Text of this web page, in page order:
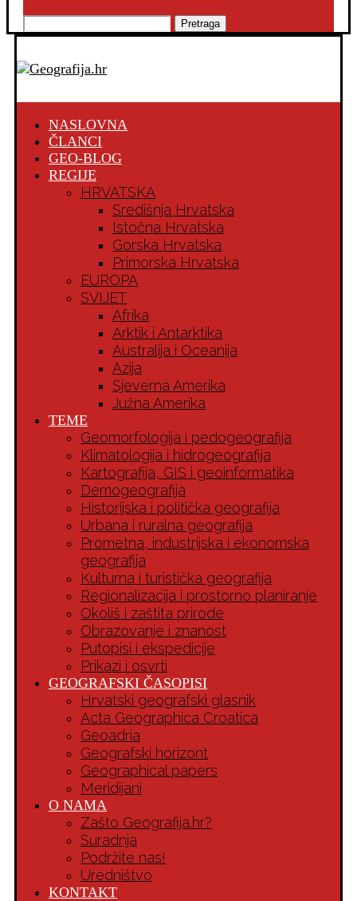
Pretraga
NASLOVNA
ČLANCI
GEO-BLOG
REGIJE
HRVATSKA
Središnja Hrvatska
Istočna Hrvatska
Gorska Hrvatska
Primorska Hrvatska
EUROPA
SVIJET
Afrika
Arktik i Antarktika
Australija i Oceanija
Azija
Sjeverna Amerika
Južna Amerika
TEME
Geomorfologija i pedogeografija
Klimatologija i hidrogeografija
Kartografija, GIS i geoinformatika
Demogeografija
Historijska i politička geografija
Urbana i ruralna geografija
Prometna, industrijska i ekonomska
geografija
Kulturna i turistička geografija
Regionalizacija i prostorno planiranje
Okoliš i zaštita prirode
Obrazovanje i znanost
Putopisi i ekspedicije
Prikazi i osvrti
GEOGRAFSKI ČASOPISI
Hrvatski geografski glasnik
Acta Geographica Croatica
Geoadria
Geografski horizont
Geographical papers
Meridijani
O NAMA
Zašto Geografija.hr?
Suradnja
Podržite nas!
Uredništvo
KONTAKT